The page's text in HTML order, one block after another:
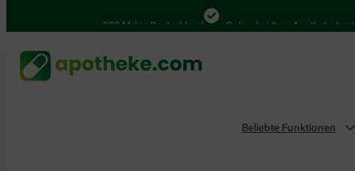
4.000 Mal in Deutschland Online bei Ihrer Apotheke bestellen
Beliebte Funktionen
Haut, Haare & Nägel